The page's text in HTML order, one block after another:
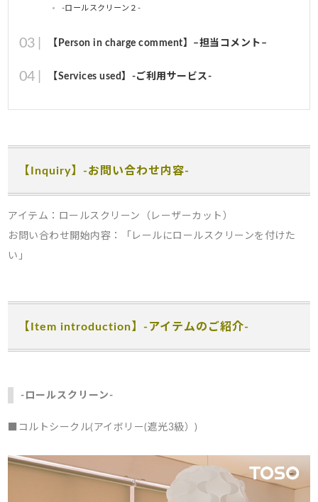
-ロールスクリーン２-
【Person in charge comment】–担当コメント–
【Services used】-ご利用サービス-
【Inquiry】-お問い合わせ内容-
アイテム：ロールスクリーン（レーザーカット）
お問い合わせ開始内容：「レールにロールスクリーンを付けた
い」
【Item introduction】-アイテムのご紹介-
-ロールスクリーン-
■コルトシークル(アイボリー(遮光3級）)